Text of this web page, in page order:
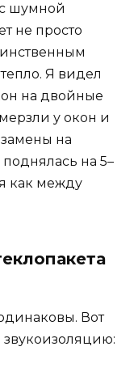
шумной
не просто
Я видел
на двойные
у окон и
на
на 5–
как между
Вот
звукоизоляцию: